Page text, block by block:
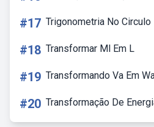
#17 Trigonometria No
#18 Transformar Ml Em L
#19 Transformando Va Em
#20 Transformação De